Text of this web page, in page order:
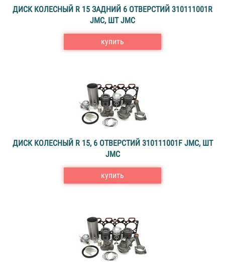
ДИСК КОЛЕСНЫЙ R 15 ЗАДНИЙ 6 ОТВЕРСТИЙ 310111001R
JMC, ШТ JMC
купить
ДИСК КОЛЕСНЫЙ R 15, 6 ОТВЕРСТИЙ 310111001F JMC, ШТ
JMC
купить